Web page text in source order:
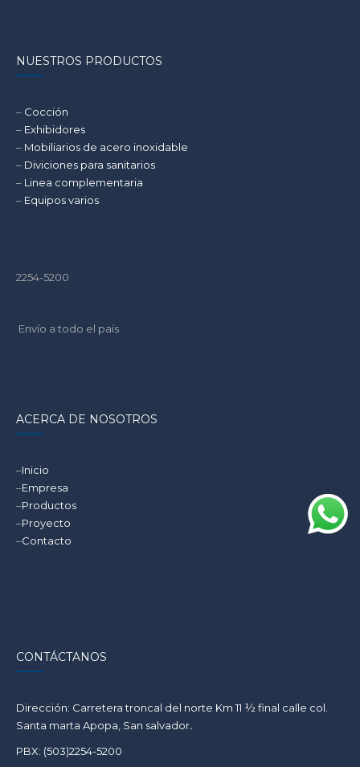
NUESTROS PRODUCTOS
– Cocción
– Exhibidores
– Mobiliarios de acero inoxidable
– Diviciones para sanitarios
– Linea complementaria
– Equipos varios
2254-5200
Envío a todo el país
ACERCA DE NOSOTROS
–Inicio
–Empresa
–Productos
–Proyecto
–Contacto
CONTÁCTANOS
Dirección: Carretera troncal del norte Km 11 ½ final calle col.
Santa marta Apopa, San salvador.
PBX: (503)2254-5200